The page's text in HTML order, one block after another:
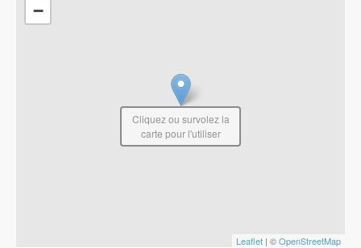
−
Leaflet | ©OpenStreetMap
Cliquez ou survolez la
carte pour l'utiliser